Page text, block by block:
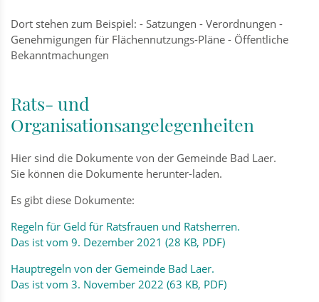
Dort stehen zum Beispiel: - Satzungen - Verordnungen -
Genehmigungen für Flächennutzungs-Pläne - Öffentliche
Bekanntmachungen
Rats- und
Organisationsangelegenheiten
Hier sind die Dokumente von der Gemeinde Bad Laer.
Sie können die Dokumente herunter-laden.
Es gibt diese Dokumente:
Regeln für Geld für Ratsfrauen und Ratsherren.
Das ist vom 9. Dezember 2021 (28 KB, PDF)
Hauptregeln von der Gemeinde Bad Laer.
Das ist vom 3. November 2022 (63 KB, PDF)